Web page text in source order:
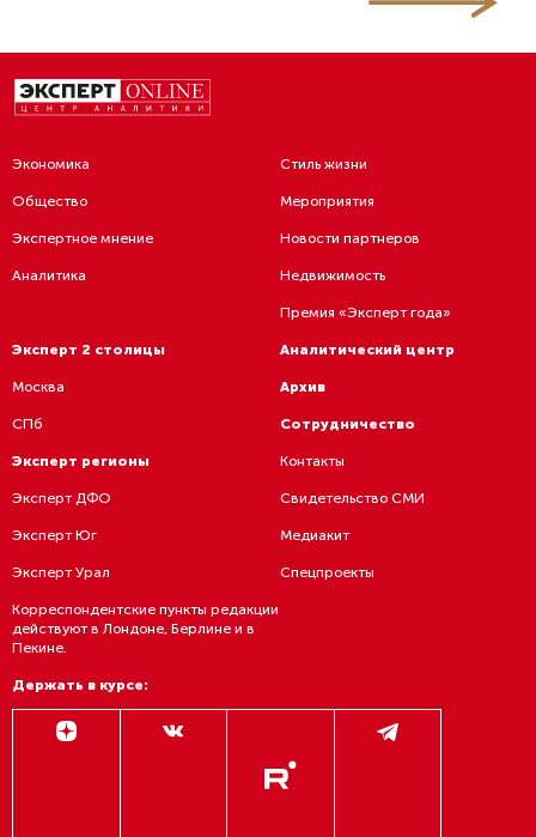
Экономика
Общество
Экспертное мнение
Аналитика
Стиль жизни
Мероприятия
Новости партнеров
Недвижимость
Премия «Эксперт года»
Эксперт 2 столицы
Москва
СПб
Эксперт регионы
Эксперт ДФО
Эксперт Юг
Эксперт Урал
Корреспондентские пункты редакции
действуют в Лондоне, Берлине и в
Пекине.
Аналитический центр
Архив
Сотрудничество
Контакты
Свидетельство СМИ
Медиакит
Спецпроекты
Держать в курсе: